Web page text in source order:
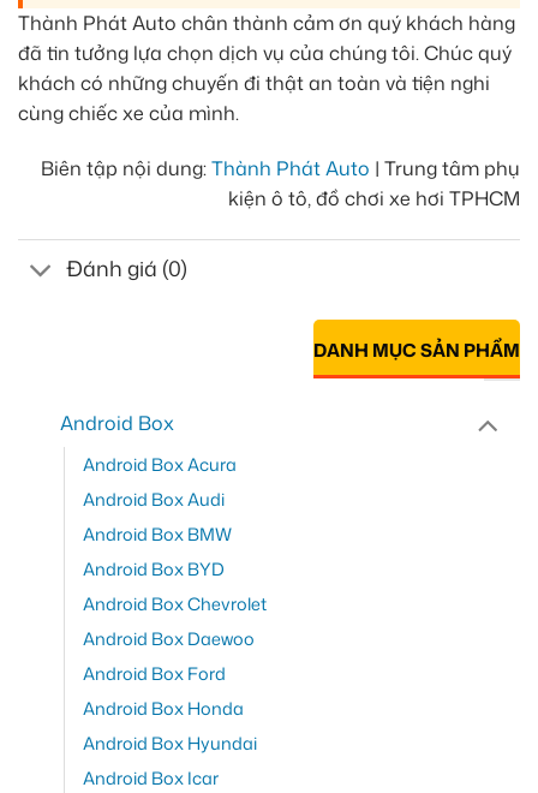
Thành Phát Auto chân thành cảm ơn quý khách hàng
đã tin tưởng lựa chọn dịch vụ của chúng tôi. Chúc quý
khách có những chuyến đi thật an toàn và tiện nghi
cùng chiếc xe của mình.
Biên tập nội dung:Thành Phát Auto | Trung tâm phụ
kiện ô tô, đồ chơi xe hơi TPHCM
Đánh giá (0)
DANH MỤC SẢN PHẨM
Android Box
Android Box Acura
Android Box Audi
Android Box BMW
Android Box BYD
Android Box Chevrolet
Android Box Daewoo
Android Box Ford
Android Box Honda
Android Box Hyundai
Android Box Icar